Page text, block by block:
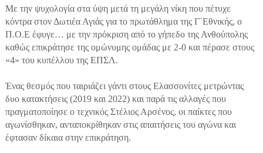
Με την ψυχολογία στα ύψη μετά τη μεγάλη νίκη που πέτυχε
κόντρα στον Δωτιέα Αγιάς για το πρωτάθλημα της Γ΄Εθνικής, ο
Π.Ο.Ε έφυγε… με την πρόκριση από το γήπεδο της Ανθούπολης
καθώς επικράτησε της ομώνυμης ομάδας με 2-0 και πέρασε στους
«4» του κυπέλλου της ΕΠΣΛ.
Ένας θεσμός που ταιριάζει γάντι στους Ελασσονίτες μετρώντας
δυο κατακτήσεις (2019 και 2022) και παρά τις αλλαγές που
πραγματοποίησε ο τεχνικός Στέλιος Αρσένος, οι παίκτες που
αγωνίσθηκαν, ανταποκρίθηκαν στις απαιτήσεις του αγώνα και
έφτασαν δίκαια στην επικράτηση.